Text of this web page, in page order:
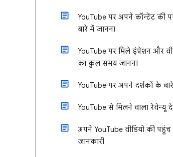
YouTube पर अपने कॉन्टेंट की
बारे में जानना
YouTube पर मिले इंप्रेशन और
का कुल समय जानना
YouTube पर अपने दर्शकों के
YouTube से मिलने वाला रेवेन्यू
अपने YouTube वीडियो की
जानकारी